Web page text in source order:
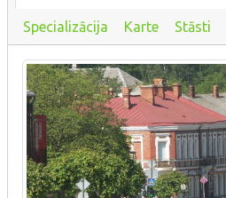
Specializācija Karte Stāsti